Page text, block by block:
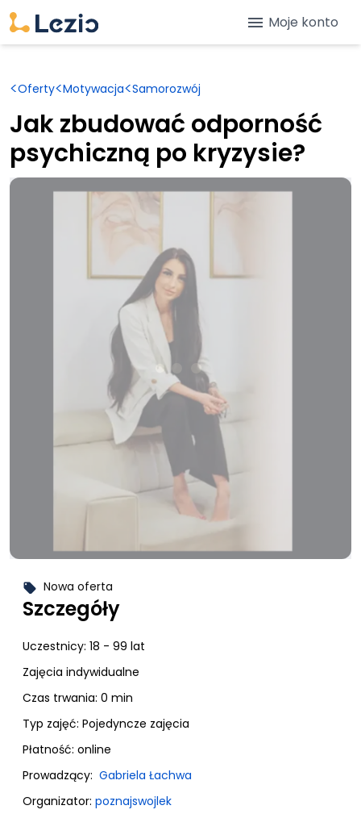
menu Moje konto
<Oferty<Motywacja<Samorozwój
Jak zbudować odporność
psychiczną po kryzysie?
Szczegóły
local_offer Nowa oferta
Uczestnicy: 18 - 99 lat
Zajęcia indywidualne
Czas trwania: 0 min
Typ zajęć: Pojedyncze zajęcia
Płatność: online
Prowadzący: Gabriela Łachwa
Organizator: poznajswojlek